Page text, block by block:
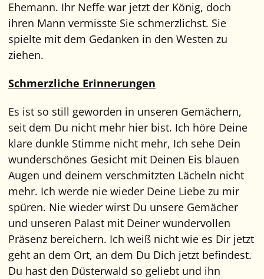
Ehemann. Ihr Neffe war jetzt der König, doch
ihren Mann vermisste Sie schmerzlichst. Sie
spielte mit dem Gedanken in den Westen zu
ziehen.
Schmerzliche Erinnerungen
Es ist so still geworden in unseren Gemächern,
seit dem Du nicht mehr hier bist. Ich höre Deine
klare dunkle Stimme nicht mehr, Ich sehe Dein
wunderschönes Gesicht mit Deinen Eis blauen
Augen und deinem verschmitzten Lächeln nicht
mehr. Ich werde nie wieder Deine Liebe zu mir
spüren. Nie wieder wirst Du unsere Gemächer
und unseren Palast mit Deiner wundervollen
Präsenz bereichern. Ich weiß nicht wie es Dir jetzt
geht an dem Ort, an dem Du Dich jetzt befindest.
Du hast den Düsterwald so geliebt und ihn